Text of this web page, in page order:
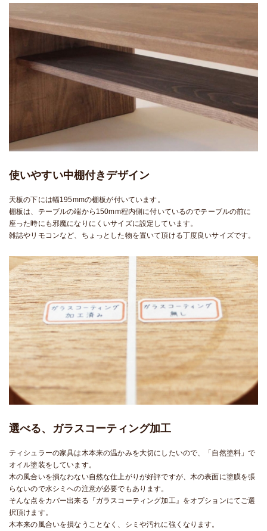
使いやすい中棚付きデザイン
天板の下には幅195mmの棚板が付いています。
棚板は、テーブルの端から150mm程内側に付いているのでテーブルの前に
座った時にも邪魔になりにくいサイズに設定しています。
雑誌やリモコンなど、ちょっとした物を置いて頂ける丁度良いサイズです。
選べる、ガラスコーティング加工
ティシュラーの家具は木本来の温かみを大切にしたいので、「自然塗料」で
オイル塗装をしています。
木の風合いを損なわない自然な仕上がりが好評ですが、木の表面に塗膜を張
らないので水シミへの注意が必要でもあります。
そんな点をカバー出来る『ガラスコーティング加工』をオプションにてご選
択頂けます。
木本来の風合いを損なうことなく、シミや汚れに強くなります。